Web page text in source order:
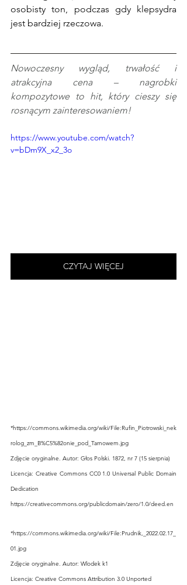
osobisty ton, podczas gdy klepsydra
jest bardziej rzeczowa.
Nowoczesny wygląd, trwałość i
atrakcyjna cena – nagrobki
kompozytowe to hit, który cieszy się
rosnącym zainteresowaniem!
https://www.youtube.com/watch?
v=bDm9X_x2_3o
CZYTAJ WIĘCEJ
*https://commons.wikimedia.org/wiki/File:Rufin_Piotrowski_nek
rolog_zm_B%C5%82onie_pod_Tarnowem.jpg
Zdjęcie oryginalne. Autor: Głos Polski. 1872, nr 7 (15 sierpnia)
Licencja: Creative Commons CC0 1.0 Universal Public Domain
Dedication
https://creativecommons.org/publicdomain/zero/1.0/deed.en
*https://commons.wikimedia.org/wiki/File:Prudnik,_2022.02.17_
01.jpg
Zdjęcie oryginalne. Autor: Wlodek k1
Licencja: Creative Commons Attribution 3.0 Unported